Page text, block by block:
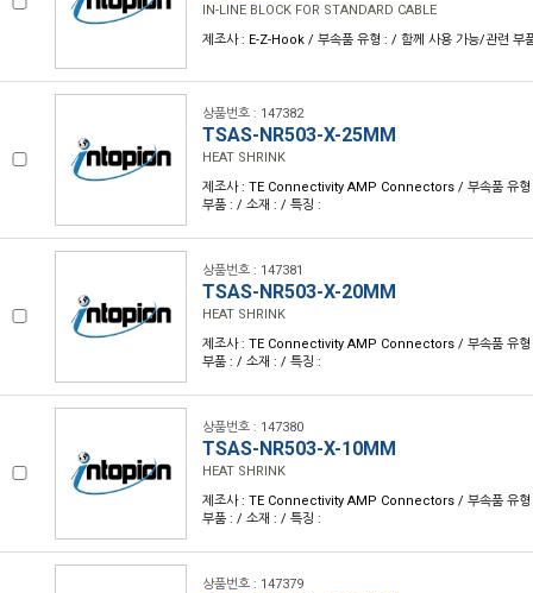
IN-LINE BLOCK FOR STANDARD CABLE
제조사 : E-Z-Hook / 부속품 유형 : / 함께 사용 가능/관련 부
상품번호 : 147382
TSAS-NR503-X-25MM
HEAT SHRINK
제조사 : TE Connectivity AMP Connectors / 부속품 유형
부품 : / 소재 : / 특징 :
상품번호 : 147381
TSAS-NR503-X-20MM
HEAT SHRINK
제조사 : TE Connectivity AMP Connectors / 부속품 유형
부품 : / 소재 : / 특징 :
상품번호 : 147380
TSAS-NR503-X-10MM
HEAT SHRINK
제조사 : TE Connectivity AMP Connectors / 부속품 유형
부품 : / 소재 : / 특징 :
상품번호 : 147379